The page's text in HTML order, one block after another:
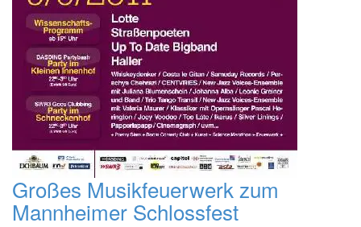
Großes Musikfeuerwerk zum
Mannheimer Schlossfest